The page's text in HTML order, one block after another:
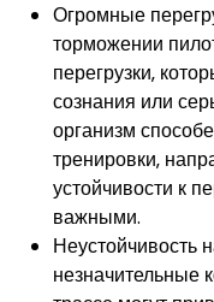
Огромные
торможении
перегрузки‚
сознания или
организм
тренировки‚
устойчивости к
важными.
Неустойчивость
незначительные